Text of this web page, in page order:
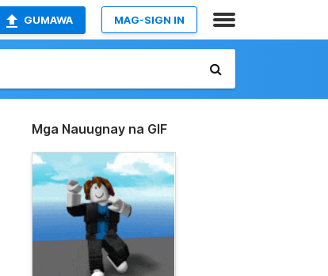
GUMAWA MAG-SIGN IN
Mga Nauugnay na GIF